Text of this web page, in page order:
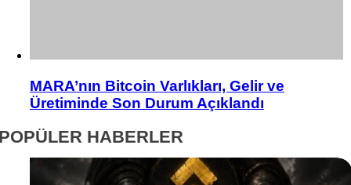
MARA’nın Bitcoin Varlıkları, Gelir ve
Üretiminde Son Durum Açıklandı
HABERLER